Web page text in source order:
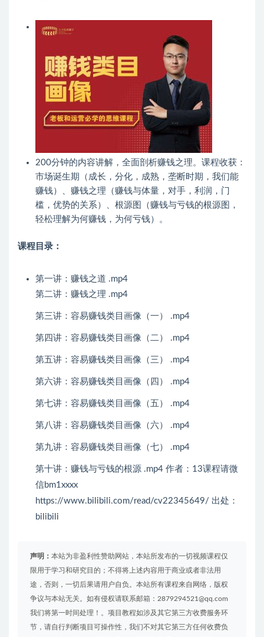
200分钟的内容讲解，全面剖析赚钱之理。课程收获：
市场诞生期（成长，分化，成熟，垄断时期，我们能
赚钱）、赚钱之理（赚钱与体量，对手，利润，门
槛，优势的关系）、根源图（赚钱与亏钱的根源图，
轻松理解为何赚钱，为何亏钱）。
课程目录：
第一讲：赚钱之道 .mp4
第二讲：赚钱之理 .mp4
第三讲：容易赚钱类目画像（一） .mp4
第四讲：容易赚钱类目画像（二） .mp4
第五讲：容易赚钱类目画像（三） .mp4
第六讲：容易赚钱类目画像（四） .mp4
第七讲：容易赚钱类目画像（五） .mp4
第八讲：容易赚钱类目画像（六） .mp4
第九讲：容易赚钱类目画像（七） .mp4
第十讲：赚钱与亏钱的根源 .mp4 作者：13课程请微
信bm1xxxx
https://www.bilibili.com/read/cv22345649/ 出处：
bilibili
声明： 本站为非盈利性赞助网站，本站所发布的一切视频课程仅
限用于学习和研究目的；不得将上述内容用于商业或者非法用
途，否则，一切后果请用户自负。本站所有课程来自网络，版权
争议与本站无关。如有侵权请联系邮箱：2879294521@qq.com
我们将第一时间处理！。项目教程如涉及其它第三方收费服务环
节，请自行判断项目可操作性，我们不对其它第三方任何收费负